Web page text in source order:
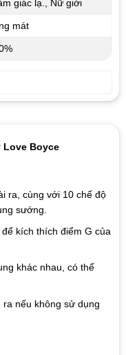
Love Boyce
ra, cùng với 10 chế độ
sướng.
kích thích điểm G của
khác nhau, có thể
ra nếu không sử dụng
giác lạ., Nữ giới
mát